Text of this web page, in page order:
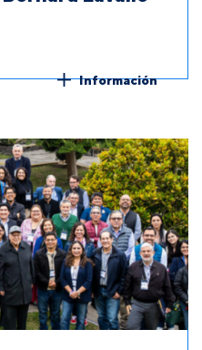
Información